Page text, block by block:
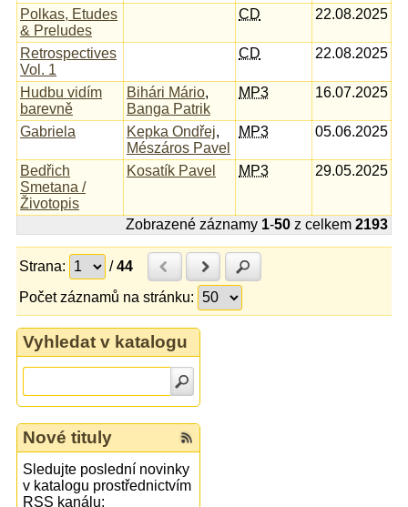
Polkas, Etudes
& Preludes
CD 22.08.2025
Retrospectives
Vol. 1
CD 22.08.2025
Hudbu vidím
barevně
Bihári Mário,
Banga Patrik
MP3 16.07.2025
Gabriela Kepka Ondřej,
Mészáros Pavel
MP3 05.06.2025
Bedřich
Smetana /
Životopis
Kosatík Pavel MP3 29.05.2025
Zobrazené záznamy 1-50 z celkem 2193
Strana: /44 Předchozí
Další
Počet záznamů na stránku:
Vyhledat v katalogu
Nové tituly
Sledujte poslední novinky
v katalogu prostřednictvím
RSS kanálu: